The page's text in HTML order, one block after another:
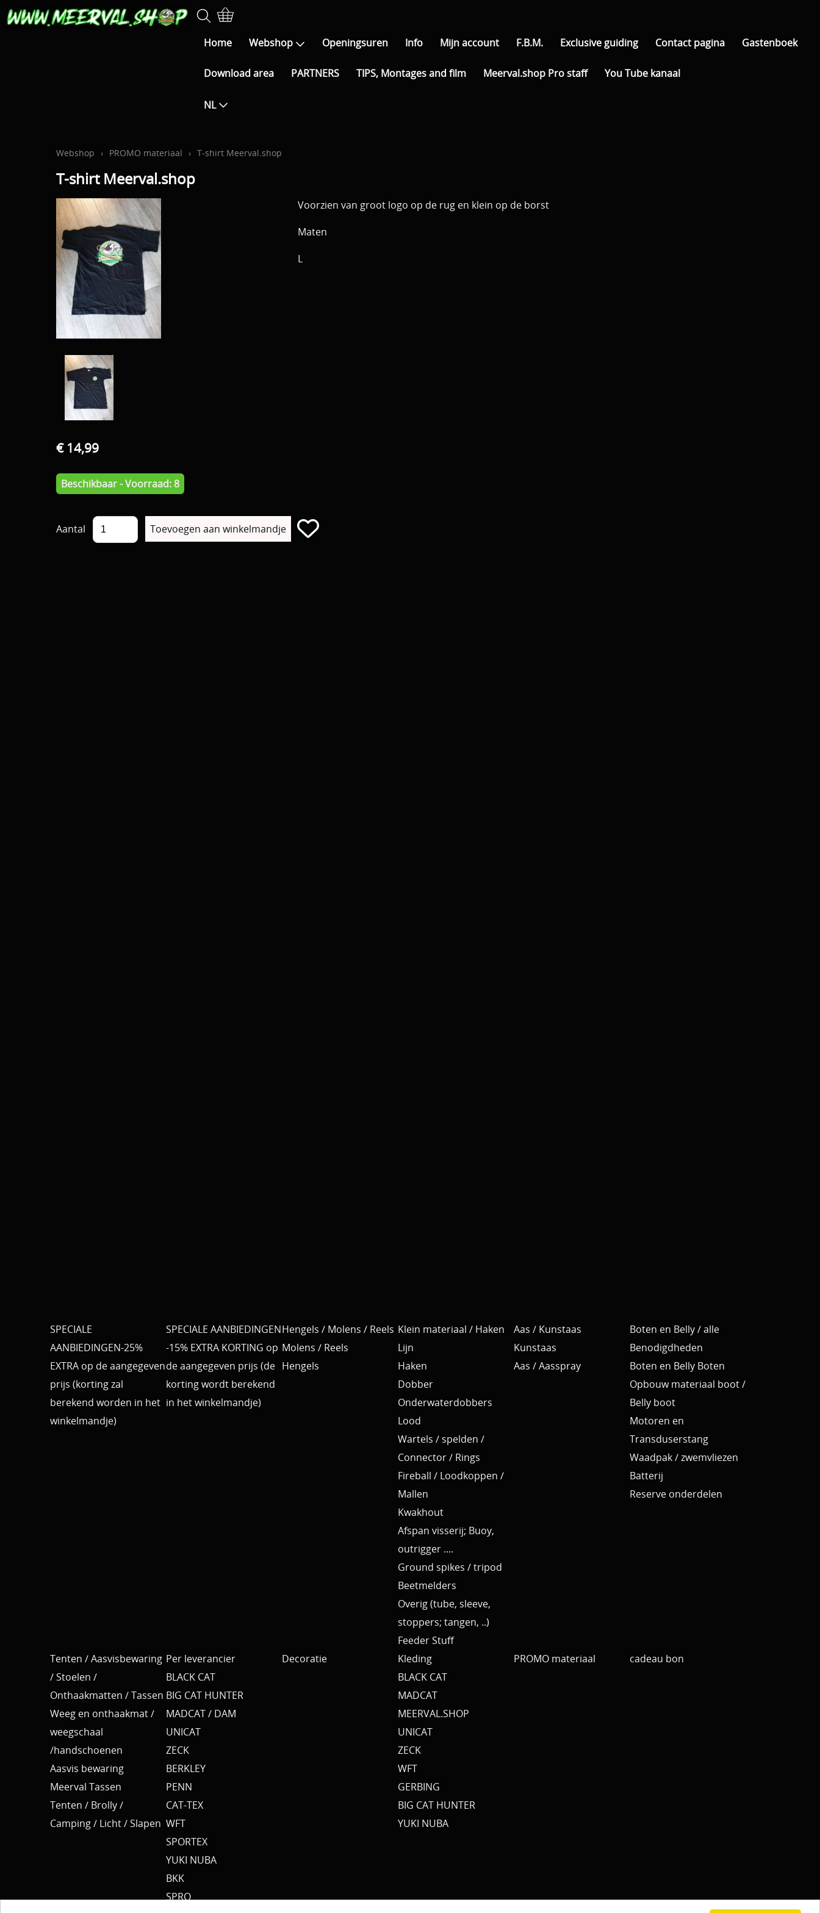
Home Webshop Openingsuren Info Mijn account F.B.M. Exclusive guiding Contact pagina Gastenboek
Download area PARTNERS TIPS, Montages and film Meerval.shop Pro staff You Tube kanaal
NL
Webshop › PROMO materiaal › T-shirt Meerval.shop
T-shirt Meerval.shop
Voorzien van groot logo op de rug en klein op de borst
Maten
L
€ 14,99
Beschikbaar - Voorraad: 8
Aantal
SPECIALE
AANBIEDINGEN-25%
EXTRA op de aangegeven
prijs (korting zal
berekend worden in het
winkelmandje)
SPECIALE AANBIEDINGEN
-15% EXTRA KORTING op
de aangegeven prijs (de
korting wordt berekend
in het winkelmandje)
Hengels / Molens / Reels
Molens / Reels
Hengels
Klein materiaal / Haken
Lijn
Haken
Dobber
Onderwaterdobbers
Lood
Wartels / spelden /
Connector / Rings
Fireball / Loodkoppen /
Mallen
Kwakhout
Afspan visserij; Buoy,
outrigger ....
Ground spikes / tripod
Beetmelders
Overig (tube, sleeve,
stoppers; tangen, ..)
Feeder Stuff
Aas / Kunstaas
Kunstaas
Aas / Aasspray
Boten en Belly / alle
Benodigdheden
Boten en Belly Boten
Opbouw materiaal boot /
Belly boot
Motoren en
Transduserstang
Waadpak / zwemvliezen
Batterij
Reserve onderdelen
Tenten / Aasvisbewaring
/ Stoelen /
Onthaakmatten / Tassen
Weeg en onthaakmat /
weegschaal
/handschoenen
Aasvis bewaring
Meerval Tassen
Tenten / Brolly /
Camping / Licht / Slapen
Per leverancier
BLACK CAT
BIG CAT HUNTER
MADCAT / DAM
UNICAT
ZECK
BERKLEY
PENN
CAT-TEX
WFT
SPORTEX
YUKI NUBA
BKK
SPRO
Decoratie
Kleding
BLACK CAT
MADCAT
MEERVAL.SHOP
UNICAT
ZECK
WFT
GERBING
BIG CAT HUNTER
YUKI NUBA
PROMO materiaal cadeau bon